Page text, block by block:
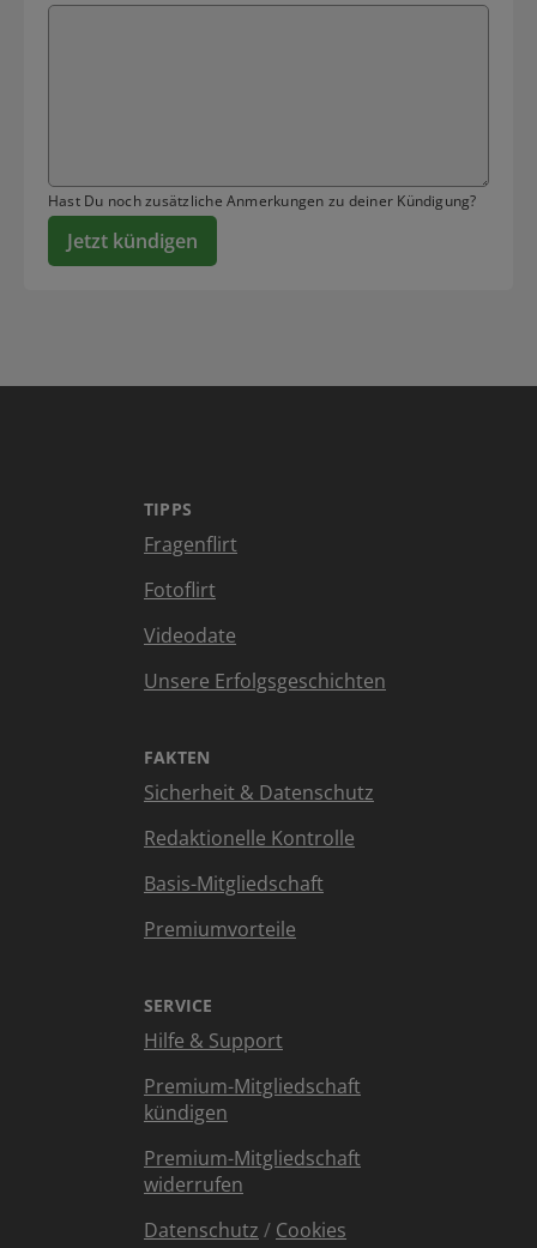
Hast Du noch zusätzliche Anmerkungen zu deiner Kündigung?
Jetzt kündigen
TIPPS
Fragenflirt
Fotoflirt
Videodate
Unsere Erfolgsgeschichten
FAKTEN
Sicherheit & Datenschutz
Redaktionelle Kontrolle
Basis-Mitgliedschaft
Premiumvorteile
SERVICE
Hilfe & Support
Premium-Mitgliedschaft
kündigen
Premium-Mitgliedschaft
widerrufen
Datenschutz / Cookies